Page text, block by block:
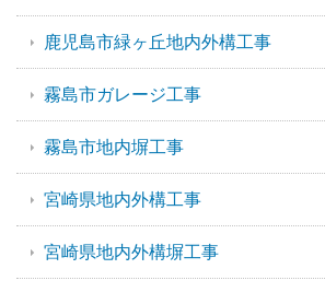
鹿児島市緑ヶ丘地内外構工事
霧島市ガレージ工事
霧島市地内塀工事
宮崎県地内外構工事
宮崎県地内外構塀工事